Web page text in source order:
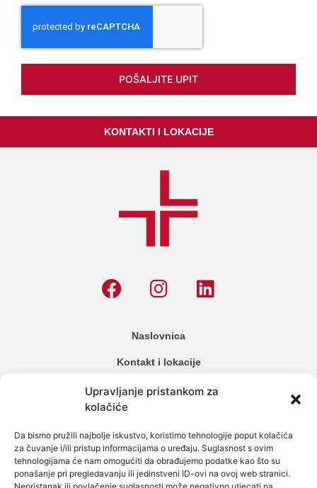
Upravljanje pristankom za
kolačiće
Da bismo pružili najbolje iskustvo, koristimo tehnologije poput kolačića
za čuvanje i/ili pristup informacijama o uređaju. Suglasnost s ovim
tehnologijama će nam omogućiti da obrađujemo podatke kao što su
ponašanje pri pregledavanju ili jedinstveni ID-ovi na ovoj web stranici.
POŠALJITE UPIT
KONTAKTI I LOKACIJE
Naslovnica
Kontakt i lokacije
Cjenik
Načini plaćanja
Alergijski testovi
Genetski testovi